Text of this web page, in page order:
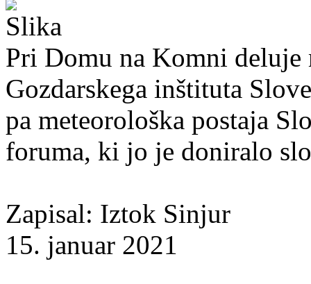
Pri Domu na Komni deluje
Gozdarskega inštituta
pa meteorološka postaja
foruma, ki jo je doniralo
Zapisal: Iztok Sinjur
15. januar 2021